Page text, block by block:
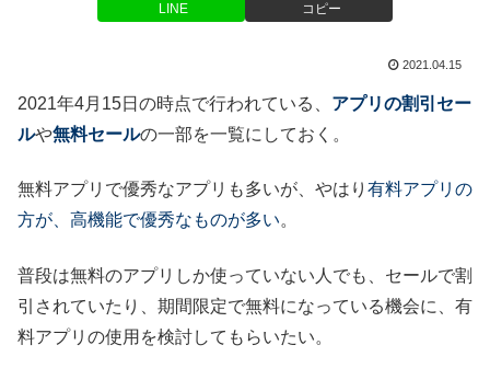
LINE コピー
2021.04.15
2021年4月15日の時点で行われている、 アプリの割引セー
ルや無料セールの一部を一覧にしておく。
無料アプリで優秀なアプリも多いが、やはり 有料アプリの
方が、高機能で優秀なものが多い。
普段は無料のアプリしか使っていない人でも、セールで割
引されていたり、期間限定で無料になっている機会に、有
料アプリの使用を検討してもらいたい。